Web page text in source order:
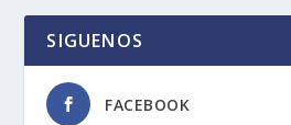
SIGUENOS
FACEBOOK